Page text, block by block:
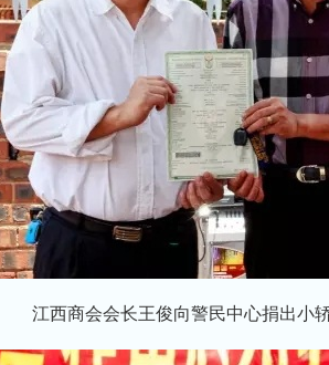
江西商会会长王俊向警民中心捐出小轿